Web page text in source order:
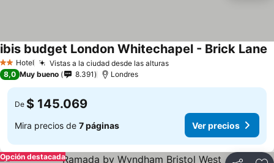
2 Estrellas
Hotel Vistas a la ciudad desde las alturas
ibis budget London Whitechapel - Brick Lane
8,0 Muy bueno 8.391 Londres
De $ 145.069
Mira precios de 7 páginas Ver precios
Opción destacada